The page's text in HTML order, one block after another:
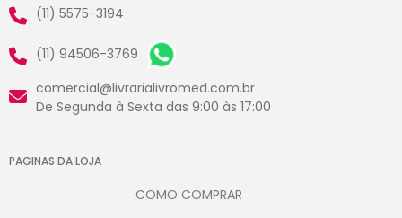
(11) 5575-3194
(11) 94506-3769
comercial@livrarialivromed.com.br
De Segunda à Sexta das 9:00 às 17:00
PAGINAS DA LOJA
COMO COMPRAR